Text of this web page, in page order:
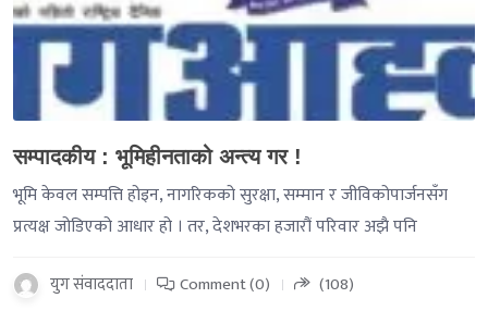
सम्पादकीय : भूमिहीनताको अन्त्य गर !
भूमि केवल सम्पत्ति होइन, नागरिकको सुरक्षा, सम्मान र जीविकोपार्जनसँग
प्रत्यक्ष जोडिएको आधार हो । तर, देशभरका हजारौं परिवार अझै पनि
युग संवाददाता Comment (0) (108)